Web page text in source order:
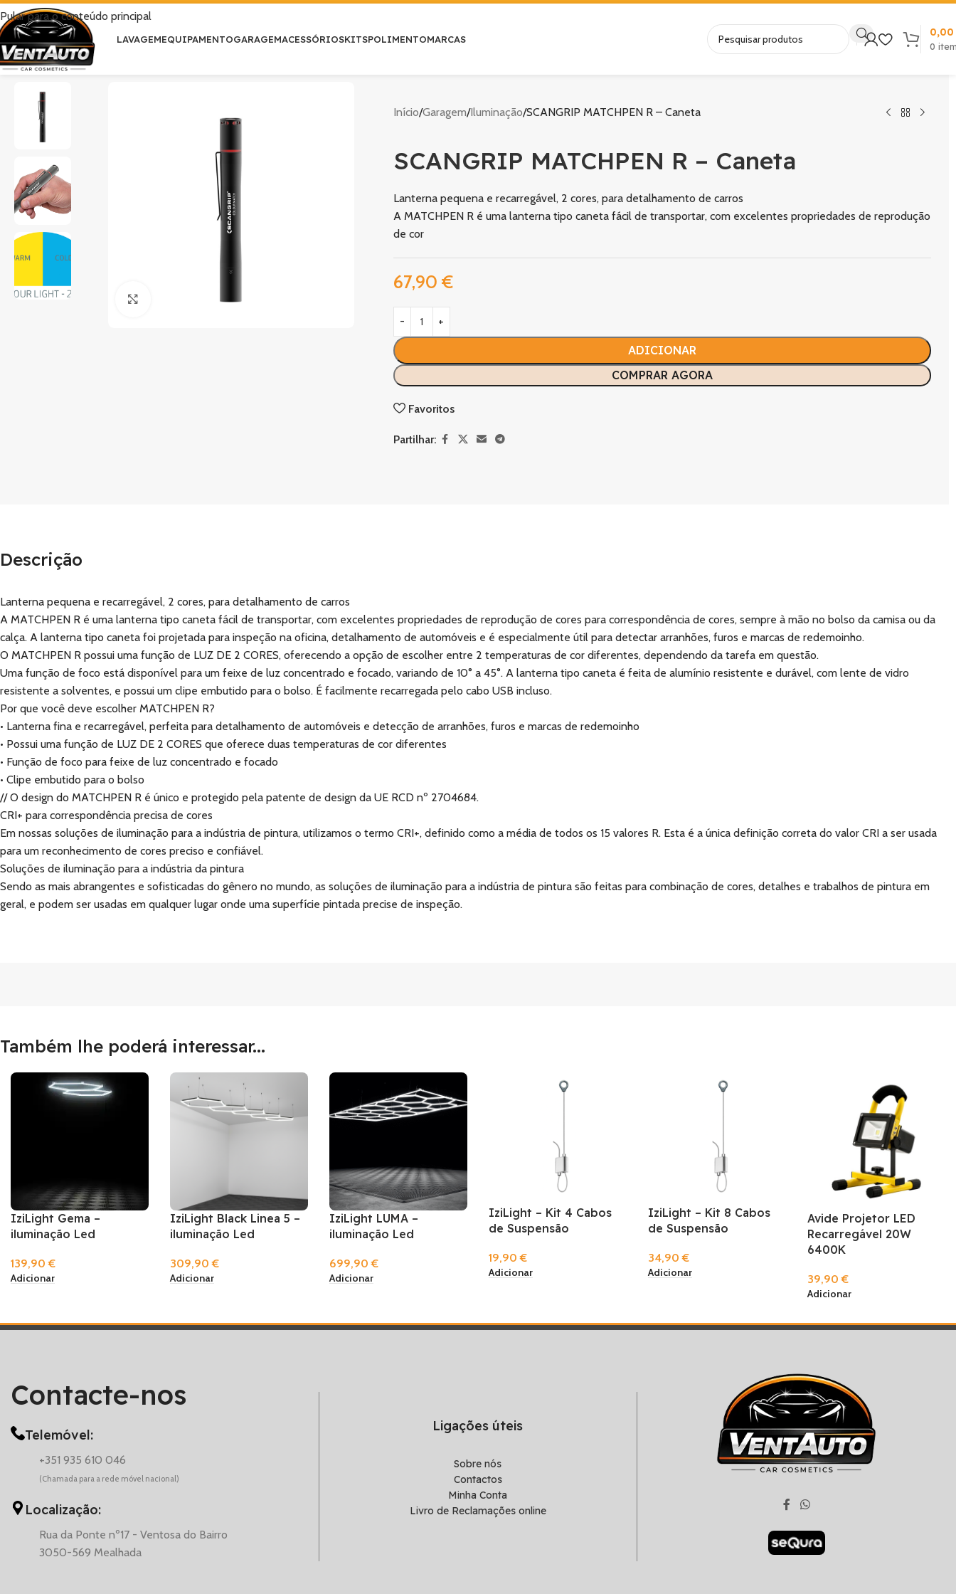
Pular para o conteúdo principal
LAVAGEMEQUIPAMENTOGARAGEMACESSÓRIOSKITSPOLIMENTOMARCAS
0
0,00
Clique para ampliar
Início Garagem Iluminação SCANGRIP MATCHPEN R – Caneta
SCANGRIP MATCHPEN R – Caneta
Lanterna pequena e recarregável, 2 cores, para detalhamento de carros
A MATCHPEN R é uma lanterna tipo caneta fácil de transportar, com excelentes propriedades de reprodução
de cor
67,90 €
ADICIONAR
COMPRAR AGORA
Favoritos
Partilhar:
Descrição
Lanterna pequena e recarregável, 2 cores, para detalhamento de carros
A MATCHPEN R é uma lanterna tipo caneta fácil de transportar, com excelentes propriedades de reprodução de cores para correspondência de cores, sempre à mão no bolso da camisa ou da
calça. A lanterna tipo caneta foi projetada para inspeção na oficina, detalhamento de automóveis e é especialmente útil para detectar arranhões, furos e marcas de redemoinho.
O MATCHPEN R possui uma função de LUZ DE 2 CORES, oferecendo a opção de escolher entre 2 temperaturas de cor diferentes, dependendo da tarefa em questão.
Uma função de foco está disponível para um feixe de luz concentrado e focado, variando de 10° a 45°. A lanterna tipo caneta é feita de alumínio resistente e durável, com lente de vidro
resistente a solventes, e possui um clipe embutido para o bolso. É facilmente recarregada pelo cabo USB incluso.
Por que você deve escolher MATCHPEN R?
• Lanterna fina e recarregável, perfeita para detalhamento de automóveis e detecção de arranhões, furos e marcas de redemoinho
• Possui uma função de LUZ DE 2 CORES que oferece duas temperaturas de cor diferentes
• Função de foco para feixe de luz concentrado e focado
• Clipe embutido para o bolso
// O design do MATCHPEN R é único e protegido pela patente de design da UE RCD nº 2704684.
CRI+ para correspondência precisa de cores
Em nossas soluções de iluminação para a indústria de pintura, utilizamos o termo CRI+, definido como a média de todos os 15 valores R. Esta é a única definição correta do valor CRI a ser usada
para um reconhecimento de cores preciso e confiável.
Soluções de iluminação para a indústria da pintura
Sendo as mais abrangentes e sofisticadas do gênero no mundo, as soluções de iluminação para a indústria de pintura são feitas para combinação de cores, detalhes e trabalhos de pintura em
geral, e podem ser usadas em qualquer lugar onde uma superfície pintada precise de inspeção.
Também lhe poderá interessar...
IziLight Gema –
iluminação Led
139,90€
Adicionar
IziLight Black Linea 5 –
iluminação Led
309,90€
Adicionar
IziLight LUMA –
iluminação Led
699,90€
Adicionar
IziLight – Kit 4 Cabos
de Suspensão
19,90€
Adicionar
IziLight – Kit 8 Cabos
de Suspensão
34,90€
Adicionar
Avide Projetor LED
Recarregável 20W
6400K
39,90€
Adicionar
Contacte-nos
Telemóvel:
+351 935 610 046
(Chamada para a rede móvel nacional)
Localização:
Rua da Ponte nº17 - Ventosa do Bairro
3050-569 Mealhada
Ligações úteis
Sobre nós
Contactos
Minha Conta
Livro de Reclamações online